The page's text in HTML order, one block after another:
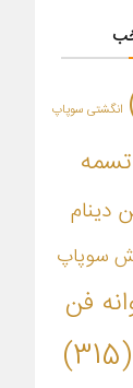
انگشتی سوپاپ
تسمه
سوپاپ
فن
(315)